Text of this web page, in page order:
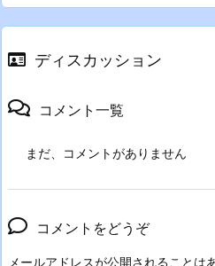
ディスカッション
コメント一覧
まだ、コメントがありません
コメントをどうぞ
メールアドレスが公開されることは